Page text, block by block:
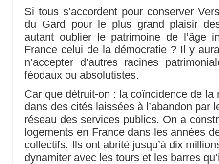
Si tous s’accordent pour conserver
du Gard pour le plus grand plaisir
autant oublier le patrimoine de l’âge
France celui de la démocratie ? Il y
n’accepter d’autres racines
féodaux ou absolutistes.
Car que détruit-on : la coïncidence de la
dans des cités laissées à l’abandon par
réseau des services publics. On a
logements en France dans les années
collectifs. Ils ont abrité jusqu’à dix
dynamiter avec les tours et les barres